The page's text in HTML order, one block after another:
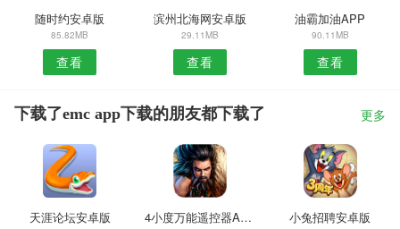
随时约安卓版
85.82MB
查看
滨州北海网安卓版
29.11MB
查看
油霸加油APP
90.11MB
查看
下载了emc app下载的朋友都下载了 更多
天涯论坛安卓版 4小度万能遥控器APP 小兔招聘安卓版